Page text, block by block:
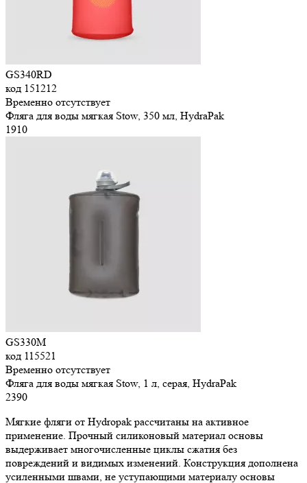
GS340RD
код 151212
Временно отсутствует
Фляга для воды мягкая Stow, 350 мл, HydraPak
1910
GS330M
код 115521
Временно отсутствует
Фляга для воды мягкая Stow, 1 л, серая, HydraPak
2390
Мягкие фляги от Hydropak рассчитаны на активное
применение. Прочный силиконовый материал основы
выдерживает многочисленные циклы сжатия без
повреждений и видимых изменений. Конструкция дополнена
усиленными швами, не уступающими материалу основы